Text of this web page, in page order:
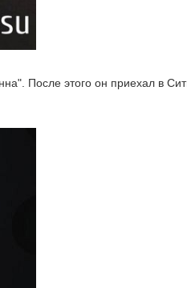
После этого он приехал в